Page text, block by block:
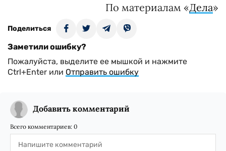
По материалам «Дела»
Поделиться
Заметили ошибку?
Пожалуйста, выделите ее мышкой и нажмите
Ctrl+Enter или Отправить ошибку
Добавить комментарий
Всего комментариев: 0